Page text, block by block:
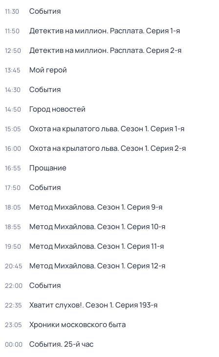
11:30 События
11:50 Детектив на миллион. Расплата. Серия 1-я
12:50 Детектив на миллион. Расплата. Серия 2-я
13:45 Мой герой
14:30 События
14:50 Город новостей
15:05 Охота на крылатого льва. Сезон 1. Серия 1-я
16:00 Охота на крылатого льва. Сезон 1. Серия 2-я
16:55 Прощание
17:50 События
18:05 Метод Михайлова. Сезон 1. Серия 9-я
18:55 Метод Михайлова. Сезон 1. Серия 10-я
19:50 Метод Михайлова. Сезон 1. Серия 11-я
20:45 Метод Михайлова. Сезон 1. Серия 12-я
22:00 События
22:35 Хватит слухов!. Сезон 1. Серия 193-я
23:05 Хроники московского быта
00:00 События. 25-й час